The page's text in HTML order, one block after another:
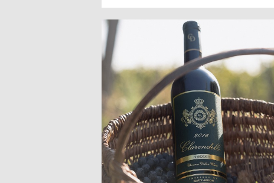
ンに浸り、雄大な自然の恵みを味わっ
て全身で感じる。そんな旅をした。